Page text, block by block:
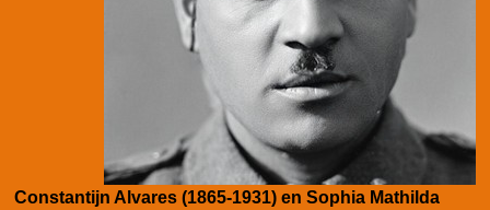
Constantijn Alvares (1865-1931) en Sophia Mathilda